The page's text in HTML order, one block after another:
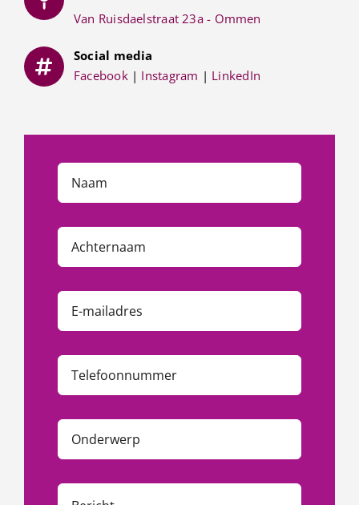
Van Ruisdaelstraat 23a - Ommen
Social media
Facebook| Instagram | LinkedIn